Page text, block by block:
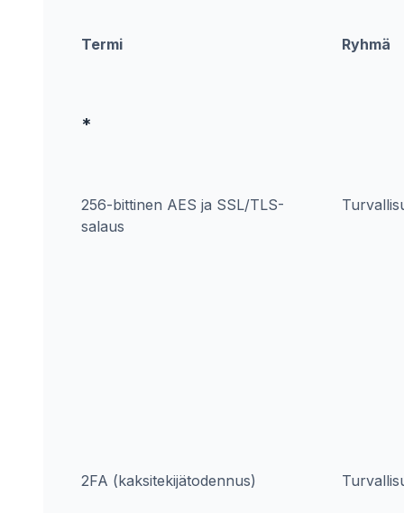
Termi Ryhmä
*
256-bittinen AES ja SSL/TLS-
salaus
2FA (kaksitekijätodennus)